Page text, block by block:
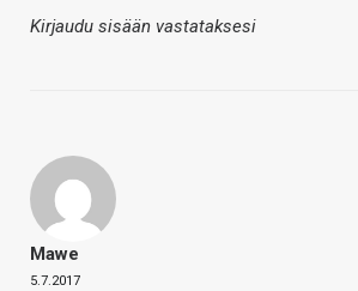
Kirjaudu sisään vastataksesi
Mawe
5.7.2017